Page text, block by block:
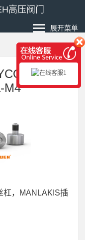
高压阀门
展开菜单
传感
M4
杠，MANLAKIS插